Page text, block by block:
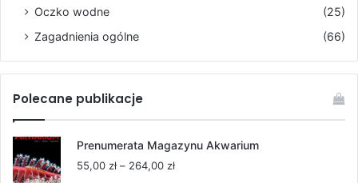
Oczko wodne
(25)
Zagadnienia ogólne
(66)
Polecane publikacje
Prenumerata Magazynu Akwarium
55,00 zł – 264,00 złZakres